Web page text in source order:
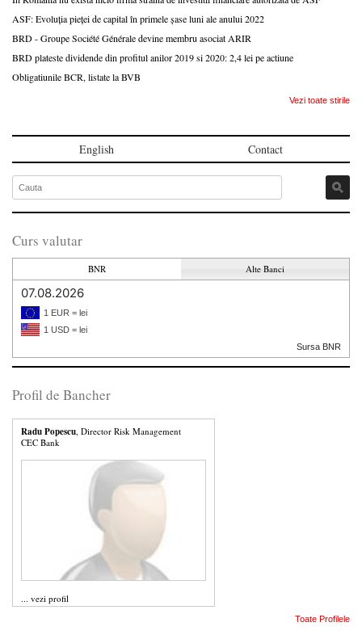
ASF: Evoluția pieței de capital în primele șase luni ale anului 2022
BRD - Groupe Société Générale devine membru asociat ARIR
BRD plateste dividende din profitul anilor 2019 si 2020: 2,4 lei pe actiune
Obligatiunile BCR, listate la BVB
Vezi toate stirile
English Contact
Curs valutar
BNR Alte Banci
07.08.2026
1 EUR = lei
1 USD = lei
Sursa BNR
Profil de Bancher
Radu Popescu, Director Risk Management
CEC Bank
... vezi profil
Toate Profilele